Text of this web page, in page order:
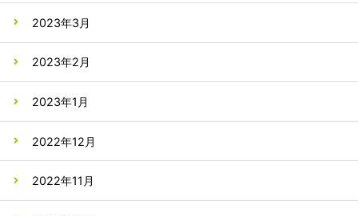
2023年3月
2023年2月
2023年1月
2022年12月
2022年11月